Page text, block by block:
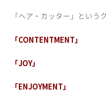
「ヘア・カッター」という
「CONTENTMENT」
「JOY」
「ENJOYMENT」